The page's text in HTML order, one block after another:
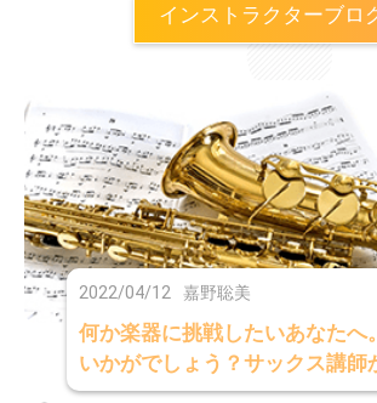
インストラクターブロ
2022/04/12 嘉野聡美
何か楽器に挑戦したいあなたへ
いかがでしょう？サックス講師